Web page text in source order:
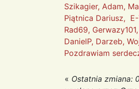
Szikagier, Adam,
Piątnica Dariusz,
Rad69,
DanielP, Darzeb,
Pozdrawiam
« Ostatnia zmiana: